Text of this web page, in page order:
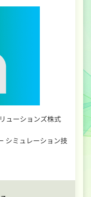
ューションズ株式
シミュレーション技